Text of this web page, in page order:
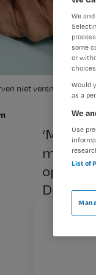
niet versnelt en dat
op die
We
some
or
Would
as a
We
Use
List of